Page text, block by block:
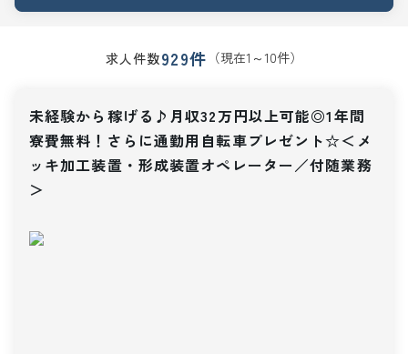
求人件数929件 （現在1 ～10件）
未経験から稼げる♪月収32万円以上可能◎1年間
寮費無料！さらに通勤用自転車プレゼント☆＜メ
ッキ加工装置・形成装置オペレーター／付随業務
＞